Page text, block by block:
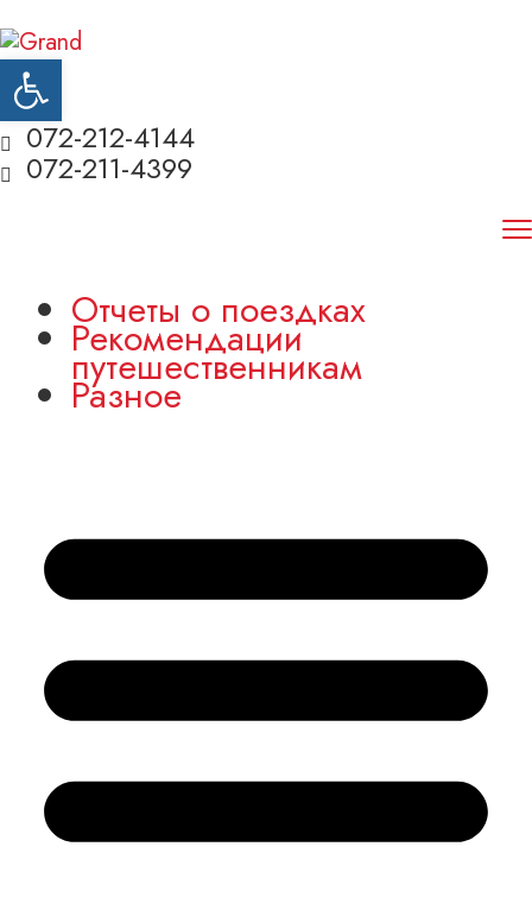
072-212-4144
072-211-4399
Отчеты о поездках
Рекомендации
путешественникам
Разное
Открыть панель инструментов